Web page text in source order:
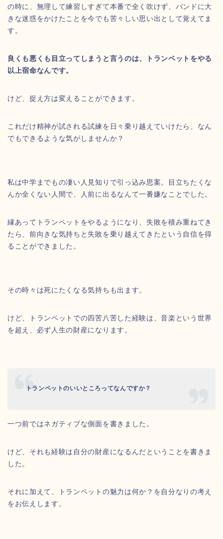
の時に、無理して練習しすぎて本番で全く吹けず、バンドに大
きな迷惑をかけたことを今でも苦々しい思い出として覚えてま
す。
良くも悪くも目立ってしまうと言うのは、トランペットをやる
以上宿命なんです。
けど、捉え方は変えることができます。
これだけ精神が試される試練を日々乗り越えていけたら、なん
でもできるような気がしませんか？
私は中学までもの凄い人見知りで引っ込み思案。目立ちたくな
んか全くない人間で、人前に出るなんて一番嫌なことでした。
縁あってトランペットをやるようになり、失敗を積み重ねてき
たら、前向きな気持ちと失敗を乗り越えてきたという自信を得
ることができました。
その時々は死にたくなる気持ちも出ます。
けど、トランペットでの四苦八苦した経験は、音楽という世界
を超え、必ず人生の財産になります。
トランペットのいいところってなんですか？
一つ前ではネガティブな側面を書きました。
けど、それも経験は自分の財産になるんだということを書きま
した。
それに加えて、トランペットの魅力は何か？を自分なりの考え
をお伝えします。